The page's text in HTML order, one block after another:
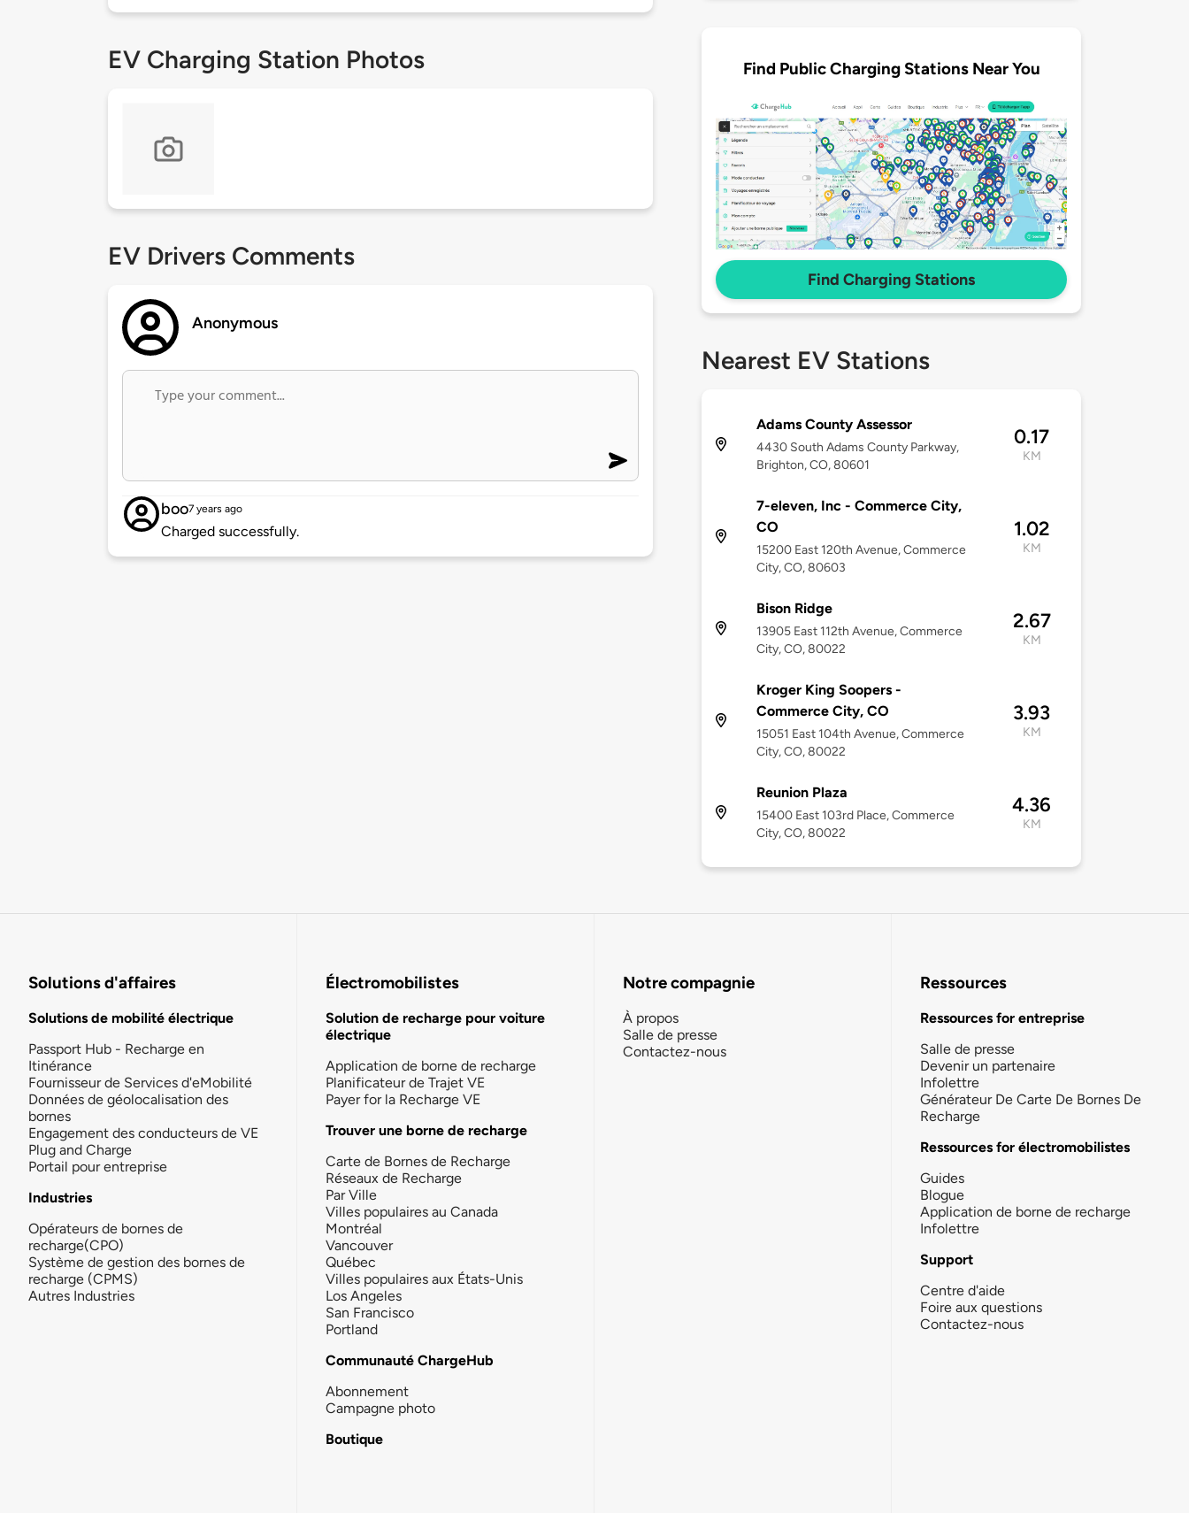
EV Charging Station Photos
EV Drivers Comments
Anonymous
boo7 years ago
Charged successfully.
Find Public Charging Stations Near You
Find Charging Stations
Nearest EV Stations
Adams County Assessor
4430 South Adams County Parkway,
Brighton, CO, 80601
0.17
KM
7-eleven, Inc - Commerce City,
CO
15200 East 120th Avenue, Commerce
City, CO, 80603
1.02
KM
Bison Ridge
13905 East 112th Avenue, Commerce
City, CO, 80022
2.67
KM
Kroger King Soopers -
Commerce City, CO
15051 East 104th Avenue, Commerce
City, CO, 80022
3.93
KM
Reunion Plaza
15400 East 103rd Place, Commerce
City, CO, 80022
4.36
KM
Solutions d'affaires
Solutions de mobilité électrique
Passport Hub - Recharge en
Itinérance
Fournisseur de Services d'eMobilité
Données de géolocalisation des
bornes
Engagement des conducteurs de VE
Plug and Charge
Portail pour entreprise
Industries
Opérateurs de bornes de
recharge(CPO)
Système de gestion des bornes de
recharge (CPMS)
Autres Industries
Électromobilistes
Solution de recharge pour voiture
électrique
Application de borne de recharge
Planificateur de Trajet VE
Payer for la Recharge VE
Trouver une borne de recharge
Carte de Bornes de Recharge
Réseaux de Recharge
Par Ville
Villes populaires au Canada
Montréal
Vancouver
Québec
Villes populaires aux États-Unis
Los Angeles
San Francisco
Portland
Communauté ChargeHub
Abonnement
Campagne photo
Boutique
Notre compagnie
À propos
Salle de presse
Contactez-nous
Ressources
Ressources for entreprise
Salle de presse
Devenir un partenaire
Infolettre
Générateur De Carte De Bornes De
Recharge
Ressources for électromobilistes
Guides
Blogue
Application de borne de recharge
Infolettre
Support
Centre d'aide
Foire aux questions
Contactez-nous